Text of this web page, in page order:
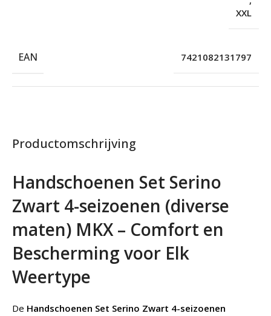
Productomschrijving
Handschoenen Set Serino
Zwart 4-seizoenen (diverse
maten) MKX – Comfort en
Bescherming voor Elk
Weertype
De Handschoenen Set Serino Zwart 4-seizoenen
XXL
EAN 7421082131797